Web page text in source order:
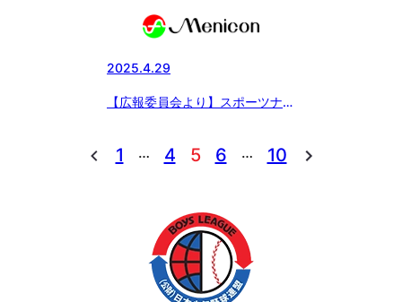
結果を記事配信
2025.4.29
【広報委員会より】スポーツナビ
果を記事配信
1 … 4 5 6 … 10